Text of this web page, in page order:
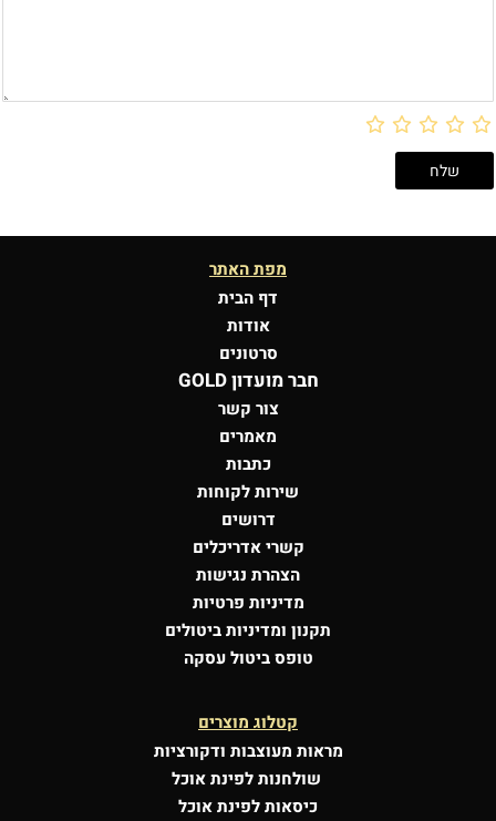
מפת האתר
דף הבית
אודות
סרטונים
חבר מועדון GOLD
צור קשר
מאמרים
כתבות
שירות לקוחות
דרושים
קשרי אדריכלים
הצהרת נגישות
מדיניות פרטיות
תקנון ומדיניות ביטולים
טופס ביטול עסקה
קטלוג מוצרים
מראות מעוצבות ודקורציות
שולחנות לפינת אוכל
כיסאות לפינת אוכל